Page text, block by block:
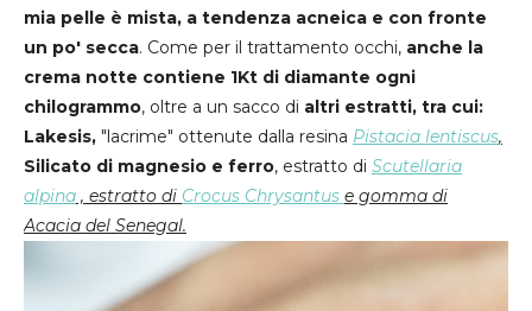
mia pelle è mista, a tendenza acneica e con fronte
un po' secca. Come per il trattamento occhi, anche la
crema notte contiene 1Kt di diamante ogni
chilogrammo, oltre a un sacco di altri estratti, tra cui:
Lakesis, "lacrime" ottenute dalla resina Pistacia lentiscus,
Silicato di magnesio e ferro, estratto di Scutellaria
alpina , estratto di Crocus Chrysantus e gomma di
Acacia del Senegal.